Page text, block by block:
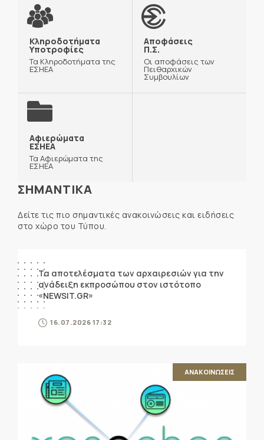
Κληροδοτήματα
Υποτροφίες
Τα Κληροδοτήματα της
ΕΣΗΕΑ
Αποφάσεις
Π.Σ.
Οι αποφάσεις των
Πειθαρχικών
Συμβουλίων
Αφιερώματα
ΕΣΗΕΑ
Τα Αφιερώματα της
ΕΣΗΕΑ
ΣΗΜΑΝΤΙΚΑ
Δείτε τις πιο σημαντικές ανακοινώσεις και ειδήσεις
στο χώρο του Τύπου.
Τα αποτελέσματα των αρχαιρεσιών για την
ανάδειξη εκπροσώπου στον ιστότοπο
«NEWSIT.GR»
16.07.2026 17:32
ΑΝΑΚΟΙΝΩΣΕΙΣ